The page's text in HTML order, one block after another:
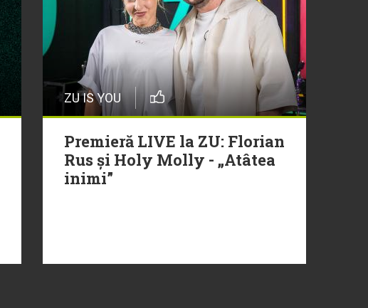
ZU IS YOU
Premieră LIVE la ZU: Florian
Rus și Holy Molly - „Atâtea
inimi”